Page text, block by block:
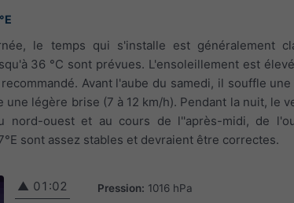
le temps qui s'installe est généralement
36 °C sont prévues. L'ensoleillement est
Avant l'aube du samedi, il souffle
légère brise (7 à 12 km/h). Pendant la nuit, le
nord-ouest et au cours de l''après-midi, de
sont assez stables et devraient être correctes.
▲ 01:02
Pression: 1016 hPa